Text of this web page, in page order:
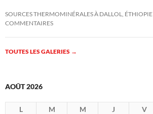
SOURCES THERMOMINÉRALES À DALLOL, ÉTHIOPIE
COMMENTAIRES
TOUTES LES GALERIES →
AOÛT 2026
L M M J V